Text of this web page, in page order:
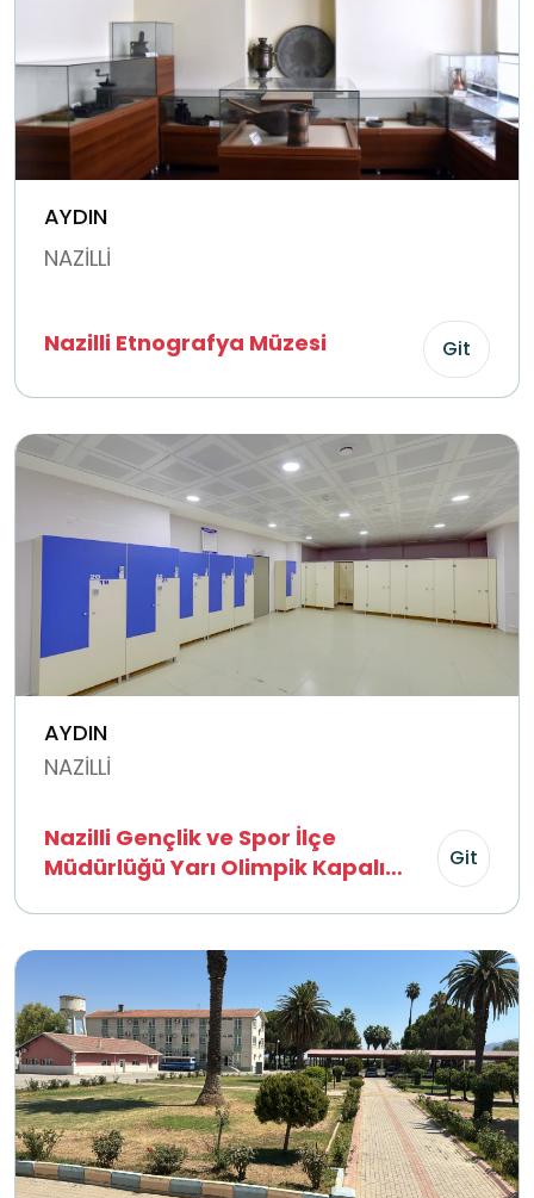
AYDIN
NAZİLLİ
Nazilli Etnografya Müzesi Git
AYDIN
NAZİLLİ
Nazilli Gençlik ve Spor İlçe
Müdürlüğü Yarı Olimpik Kapalı
Git